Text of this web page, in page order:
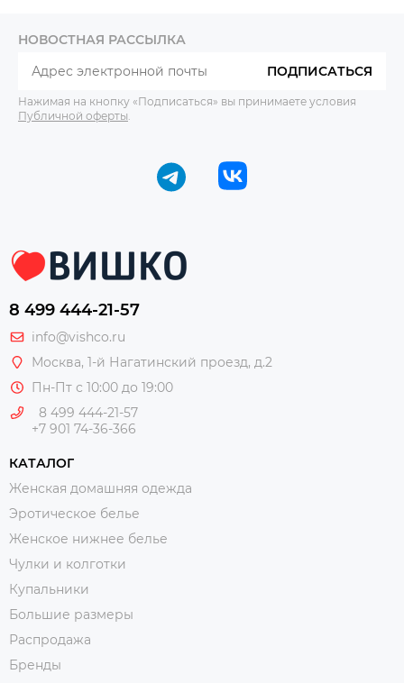
НОВОСТНАЯ РАССЫЛКА
ПОДПИСАТЬСЯ
Нажимая на кнопку «Подписаться» вы принимаете условия
Публичной оферты
8 499 444-21-57
info@vishco.ru
Москва, 1-й Нагатинский проезд, д.2
Пн-Пт с 10:00 до 19:00
8 499 444-21-57
+7 901 74-36-366
КАТАЛОГ
Женская домашняя одежда
Эротическое белье
Женское нижнее белье
Чулки и колготки
Купальники
Большие размеры
Распродажа
Бренды